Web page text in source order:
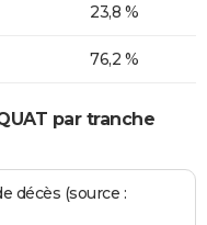
23,8 %
76,2 %
par tranche
décès (source :